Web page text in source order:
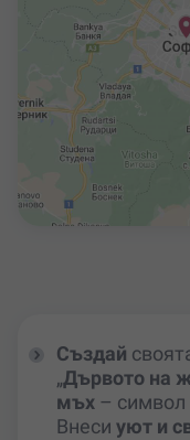
Създай
„Дървото на
мъх – символ
Внеси уют и